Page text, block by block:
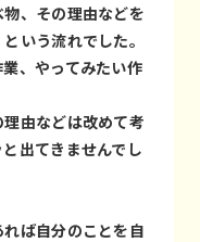
、その理由などを
いう流れでした。
、やってみたい作
由などは改めて考
出てきませんでし
ば自分のことを自